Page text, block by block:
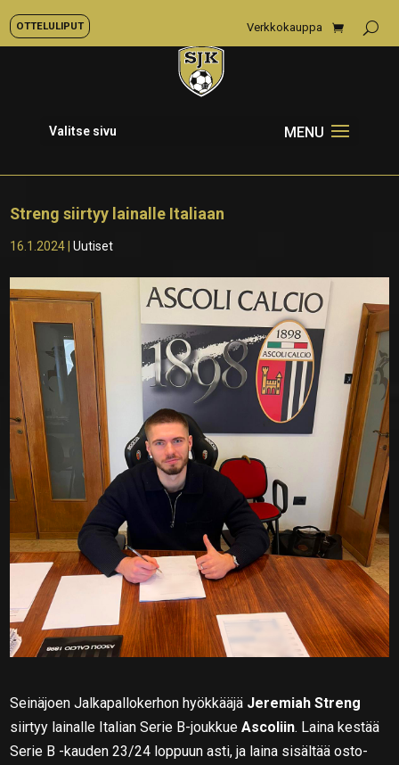
OTTELULIPUT Verkkokauppa
Valitse sivu
Streng siirtyy lainalle Italiaan
16.1.2024 |Uutiset
Seinäjoen Jalkapallokerhon hyökkääjä Jeremiah Streng
siirtyy lainalle Italian Serie B-joukkueAscoliin. Laina kestää
Serie B -kauden 23/24 loppuun asti, ja laina sisältää osto-